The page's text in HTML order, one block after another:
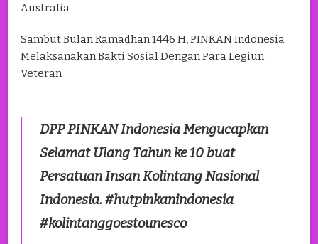
Australia
Sambut Bulan Ramadhan 1446 H, PINKAN Indonesia
Melaksanakan Bakti Sosial Dengan Para Legiun
Veteran
DPP PINKAN Indonesia Mengucapkan
Selamat Ulang Tahun ke 10 buat
Persatuan Insan Kolintang Nasional
Indonesia. #hutpinkanindonesia
#kolintanggoestounesco